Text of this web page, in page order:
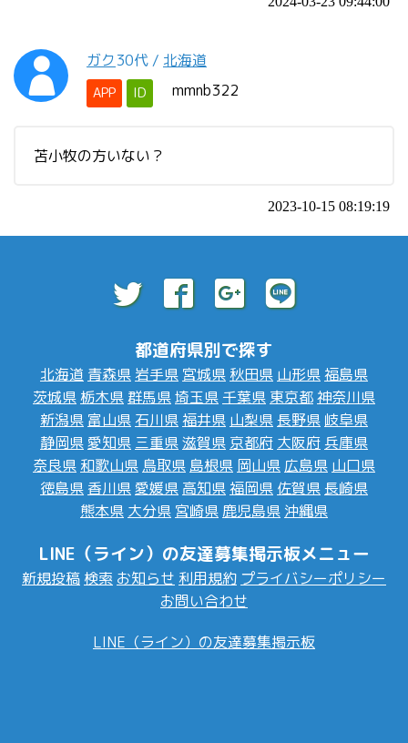
ガク30代 / 北海道
APP ID mmnb322
苫小牧の方いない？
2023-10-15 08:19:19
都道府県別で探す
北海道 青森県 岩手県 宮城県 秋田県 山形県福島県
茨城県 栃木県群馬県埼玉県 千葉県 東京都神奈川県
新潟県 富山県 石川県福井県 山梨県 長野県 岐阜県
静岡県愛知県 三重県滋賀県 京都府 大阪府 兵庫県
奈良県 和歌山県 鳥取県 島根県 岡山県 広島県 山口県
徳島県 香川県愛媛県 高知県福岡県 佐賀県 長崎県
熊本県 大分県 宮崎県 鹿児島県 沖縄県
LINE（ライン）の友達募集掲示板メニュー
新規投稿 検索 お知らせ 利用規約 プライバシーポリシー
お問い合わせ
LINE（ライン）の友達募集掲示板